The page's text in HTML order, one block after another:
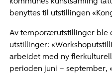
kommunes kunstsamling
benyttes til utstillingen
Av temporærutstillinger ble
utstillinger:
arbeidet med ny
perioden juni – september,